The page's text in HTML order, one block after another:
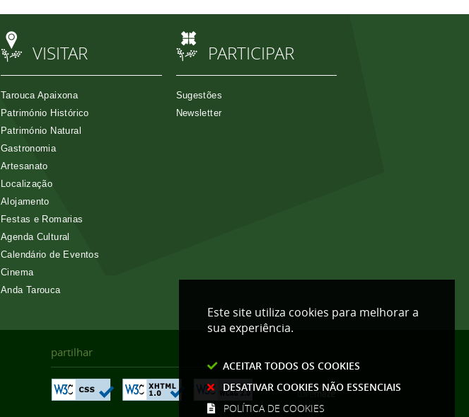
VISITAR
Tarouca Apaixona
Património Histórico
Património Natural
Gastronomia
Artesanato
Localização
Alojamento
Festas e Romarias
Agenda Cultural
Calendário de Eventos
Cinema
Anda Tarouca
PARTICIPAR
Sugestões
Newsletter
partilhar
Este site utiliza cookies para melhorar a
sua experiência.
ACEITAR TODOS OS COOKIES
DESATIVAR COOKIES NÃO ESSENCIAIS
POLÍTICA DE COOKIES